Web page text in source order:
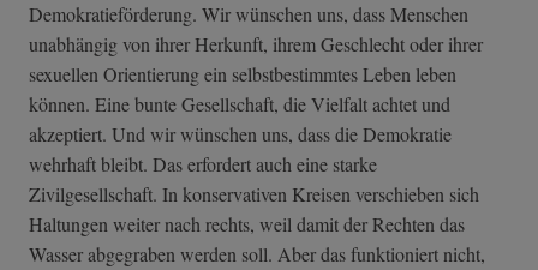
Demokratieförderung. Wir wünschen uns, dass Menschen
unabhängig von ihrer Herkunft, ihrem Geschlecht oder ihrer
sexuellen Orientierung ein selbstbestimmtes Leben leben
können. Eine bunte Gesellschaft, die Vielfalt achtet und
akzeptiert. Und wir wünschen uns, dass die Demokratie
wehrhaft bleibt. Das erfordert auch eine starke
Zivilgesellschaft. In konservativen Kreisen verschieben sich
Haltungen weiter nach rechts, weil damit der Rechten das
Wasser abgegraben werden soll. Aber das funktioniert nicht,